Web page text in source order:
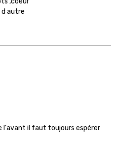
autre
l'avant il faut toujours espérer